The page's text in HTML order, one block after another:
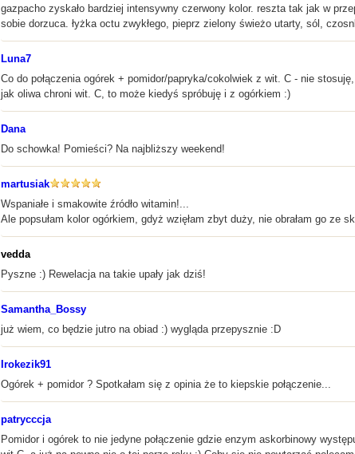
gazpacho zyskało bardziej intensywny czerwony kolor. reszta tak jak w
sobie dorzuca. łyżka octu zwykłego, pieprz zielony świeżo utarty, sól,
Luna7
Co do połączenia ogórek + pomidor/papryka/cokolwiek z wit. C - nie
jak oliwa chroni wit. C, to może kiedyś spróbuję i z ogórkiem :)
Dana
Do schowka! Pomieści? Na najbliższy weekend!
martusiak
Wspaniałe i smakowite źródło witamin!...
Ale popsułam kolor ogórkiem, gdyż wzięłam zbyt duży, nie obrałam go
vedda
Pyszne :) Rewelacja na takie upały jak dziś!
Samantha_Bossy
już wiem, co będzie jutro na obiad :) wygląda przepysznie :D
Irokezik91
Ogórek + pomidor ? Spotkałam się z opinia że to kiepskie połączenie...
patrycccja
Pomidor i ogórek to nie jedyne połączenie gdzie enzym askorbinowy